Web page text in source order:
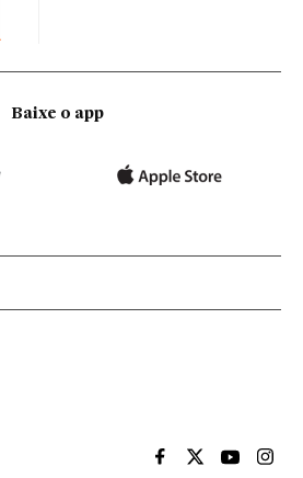
Baixe o app
EL PAÍS BRASIL EN
EL PAÍSEL PAÍS
EL